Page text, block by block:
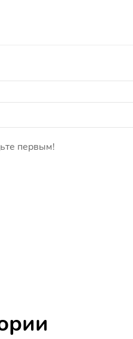
первым!